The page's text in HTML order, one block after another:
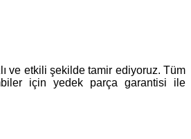
ve etkili şekilde tamir ediyoruz. Tüm
için yedek parça garantisi ile